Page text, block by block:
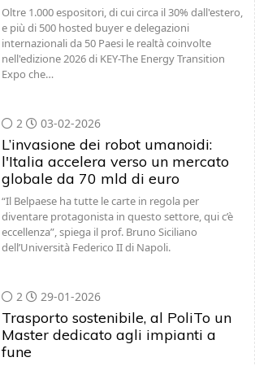
Oltre 1.000 espositori, di cui circa il 30% dall'estero,
e più di 500 hosted buyer e delegazioni
internazionali da 50 Paesi le realtà coinvolte
nell'edizione 2026 di KEY-The Energy Transition
Expo che…
2 03-02-2026
L’invasione dei robot umanoidi:
l'Italia accelera verso un mercato
globale da 70 mld di euro
“Il Belpaese ha tutte le carte in regola per
diventare protagonista in questo settore, qui c’è
eccellenza”, spiega il prof. Bruno Siciliano
dell’Università Federico II di Napoli.
2 29-01-2026
Trasporto sostenibile, al PoliTo un
Master dedicato agli impianti a
fune